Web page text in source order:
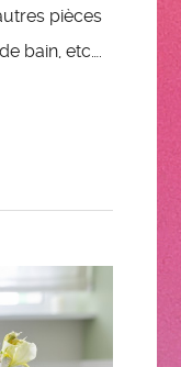
pièces
bain, etc….